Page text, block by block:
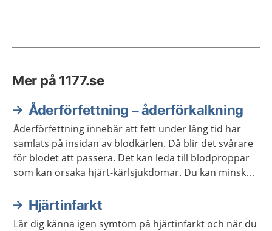
Mer på 1177.se
Åderförfettning – åderförkalkning
Åderförfettning innebär att fett under lång tid har
samlats på insidan av blodkärlen. Då blir det svårare
för blodet att passera. Det kan leda till blodproppar
som kan orsaka hjärt-kärlsjukdomar. Du kan minska
och vara fysiskt aktiv.
Hjärtinfarkt
Lär dig känna igen symtom på hjärtinfarkt och när du